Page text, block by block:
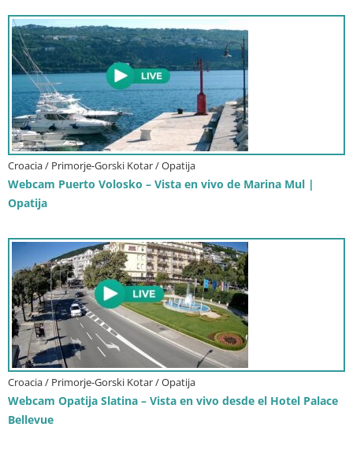
Croacia / Primorje-Gorski Kotar / Opatija
Webcam Puerto Volosko – Vista en vivo de Marina Mul |
Opatija
Croacia / Primorje-Gorski Kotar / Opatija
Webcam Opatija Slatina – Vista en vivo desde el Hotel Palace
Bellevue